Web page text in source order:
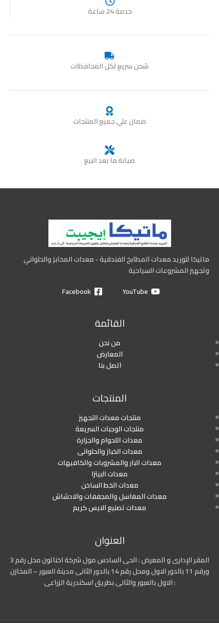
خدمة 24 ساعة
شحن سريع لكل المحافظات
ضمان علي جميع المنتجات
صيانة ما بعد البيع
ماتيكا لتوريد معدات المطابخ الفندقية - معدات المخابز والحلواني
وتجهيز المشروعات السياحية
YouTube
Facebook
القائمة
من نحن
المعارض
اتصل بنا
المنتجات
منتجات معدات التجهيز
منتجات الوجبات السريعة
معدات اللحوام والجزارة
معدات الخباز والحلوانى
معدات البار والمشروبات والكافيهات
معدات البيتزا
معدات الخط الساخن
معدات المغاسل والمجففات والادشاش
معدات تصنيع الايس كريم
العنوان
المقر الإدارى و المعرض : الحى السادس مول شركة اخناتون محل رقم 3
ورقم 11 بالدور الاول ومحل رقم 14 بالدور الثانى مدينة العبور – المخازن
: الاول بالعبور والثانى بطريق اسكندرية الزراعى